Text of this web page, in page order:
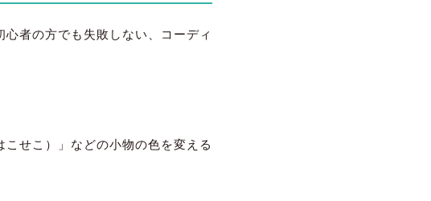
者の方でも失敗しない、コーディ
せこ）」などの小物の色を変える